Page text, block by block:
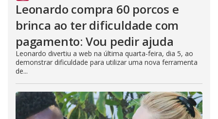
Leonardo compra 60 porcos e
brinca ao ter dificuldade com
pagamento: Vou pedir ajuda
Leonardo divertiu a web na última quarta-feira, dia 5, ao
demonstrar dificuldade para utilizar uma nova ferramenta
de...